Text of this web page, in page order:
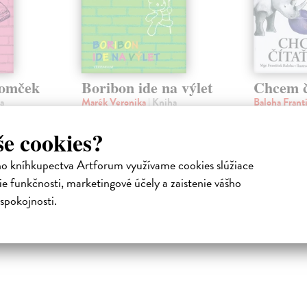
cookies?
kníhkupectva Artforum využívame cookies slúžiace
funkčnosti, marketingové účely a zaistenie vášho
schovať!
Boribon ide na výlet
Marék Veronika| Kniha
Je naozaj taký maličký, ako
vyzerá?
Do 4 dní
Chcem
Baloha